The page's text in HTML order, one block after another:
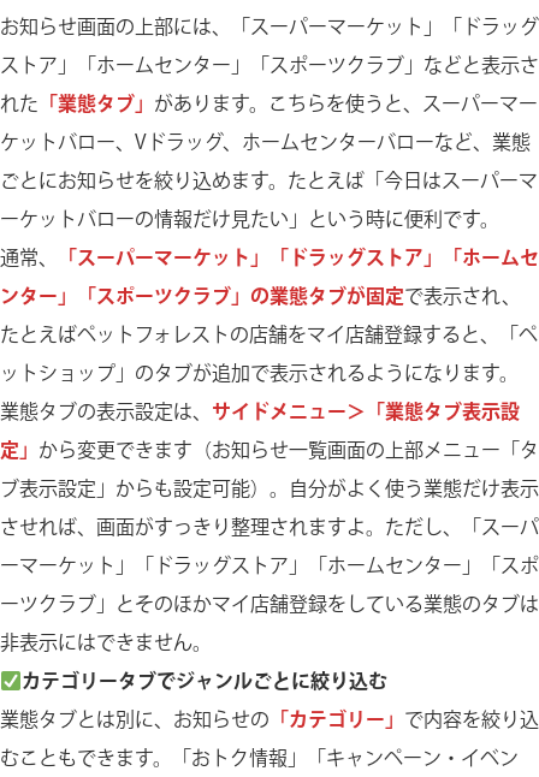
お知らせ画面の上部には、「スーパーマーケット」「ドラッグ
ストア」「ホームセンター」「スポーツクラブ」などと表示さ
れた 「業態タブ」 があります。こちらを使うと、スーパーマー
ケットバロー、Vドラッグ、ホームセンターバローなど、業態
ごとにお知らせを絞り込めます。たとえば「今日はスーパーマ
ーケットバローの情報だけ見たい」という時に便利です。
通常、
「スーパーマーケット」「ドラッグストア」「ホームセ
ンター」「スポーツクラブ」の業態タブが固定で表示され、
たとえばペットフォレストの店舗をマイ店舗登録すると、「ペ
ットショップ」のタブが追加で表示されるようになります。
業態タブの表示設定は、 サイドメニュー＞「業態タブ表示設
定」 から変更できます（お知らせ一覧画面の上部メニュー「タ
ブ表示設定」からも設定可能）。自分がよく使う業態だけ表示
させれば、画面がすっきり整理されますよ。ただし、「スーパ
ーマーケット」「ドラッグストア」「ホームセンター」「スポ
ーツクラブ」とそのほかマイ店舗登録をしている業態のタブは
非表示にはできません。
カテゴリータブでジャンルごとに絞り込む
業態タブとは別に、お知らせの 「カテゴリー」 で内容を絞り込
むこともできます。「おトク情報」「キャンペーン・イベン